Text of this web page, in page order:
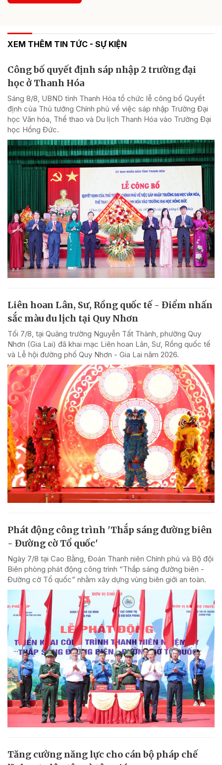
XEM THÊM TIN TỨC - SỰ KIỆN
Công bố quyết định sáp nhập 2 trường đại
học ở Thanh Hóa
Sáng 8/8, UBND tỉnh Thanh Hóa tổ chức lễ công bố Quyết
định của Thủ tướng Chính phủ về việc sáp nhập Trường Đại
học Văn hóa, Thể thao và Du lịch Thanh Hóa vào Trường Đại
học Hồng Đức.
Liên hoan Lân, Sư, Rồng quốc tế - Điểm nhấn
sắc màu du lịch tại Quy Nhơn
Tối 7/8, tại Quảng trường Nguyễn Tất Thành, phường Quy
Nhơn (Gia Lai) đã khai mạc Liên hoan Lân, Sư, Rồng quốc tế
và Lễ hội đường phố Quy Nhơn - Gia Lai năm 2026.
Phát động công trình 'Thắp sáng đường biên
- Đường cờ Tổ quốc'
Ngày 7/8 tại Cao Bằng, Đoàn Thanh niên Chính phủ và Bộ đội
Biên phòng phát động công trình “Thắp sáng đường biên -
Đường cờ Tổ quốc” nhằm xây dựng vùng biên giới an toàn.
Tăng cường năng lực cho cán bộ pháp chế